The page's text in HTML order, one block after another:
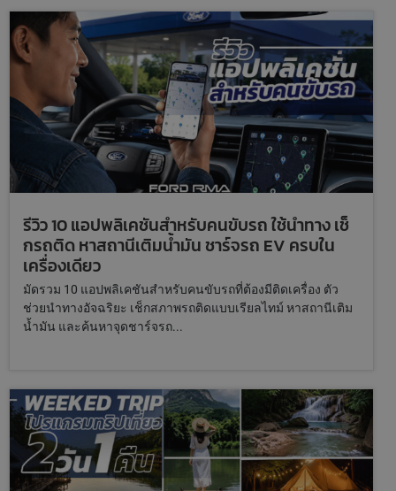
รีวิว 10 แอปพลิเคชันสำหรับคนขับรถ ใช้นำทาง เช็
กรถติด หาสถานีเติมน้ำมัน ชาร์จรถ EV ครบใน
เครื่องเดียว
มัดรวม 10 แอปพลิเคชันสำหรับคนขับรถที่ต้องมีติดเครื่อง ตัว
ช่วยนำทางอัจฉริยะ เช็กสภาพรถติดแบบเรียลไทม์ หาสถานีเติม
น้ำมัน และค้นหาจุดชาร์จรถ...